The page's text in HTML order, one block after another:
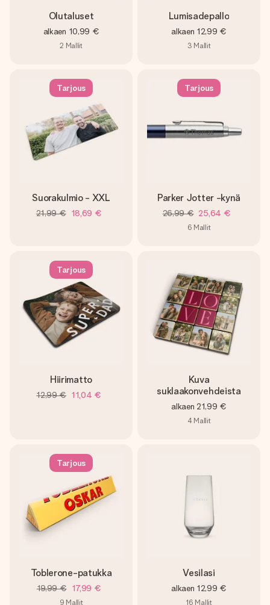
Olutaluset
alkaen 10,99 €
2 Mallit
Lumisadepallo
alkaen 12,99 €
3 Mallit
Tarjous
Suorakulmio - XXL
21,99 € 18,69 €
Tarjous
Parker Jotter -kynä
26,99 € 25,64 €
6 Mallit
Tarjous
Hiirimatto
12,99 € 11,04 €
Kuva
suklaakonvehdeista
alkaen 21,99 €
4 Mallit
Tarjous
Toblerone-patukka
19,99 € 17,99 €
9 Mallit
Vesilasi
alkaen 12,99 €
16 Mallit